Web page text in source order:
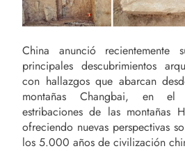
China anunció
principales descubrimientos
con hallazgos que abarcan
montañas Changbai, en el
estribaciones de las montañas
ofreciendo nuevas perspectivas
los 5.000 años de civilización